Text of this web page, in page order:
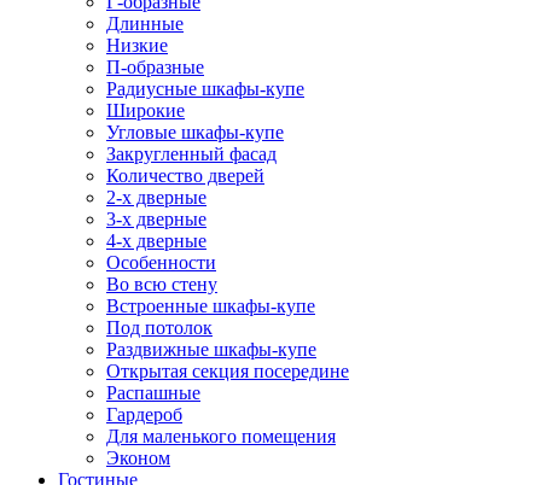
Длинные
Низкие
П-образные
Радиусные шкафы-купе
Широкие
Угловые шкафы-купе
Закругленный фасад
Количество дверей
2-х дверные
3-х дверные
4-х дверные
Особенности
Во всю стену
Встроенные шкафы-купе
Под потолок
Раздвижные шкафы-купе
Открытая секция посередине
Распашные
Гардероб
Для маленького помещения
Эконом
Гостиные